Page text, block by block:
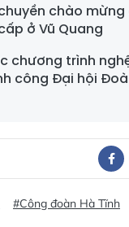
chào
ở Vũ Quang
chương trình
công Đại hội
#Công đoàn Hà Tĩnh